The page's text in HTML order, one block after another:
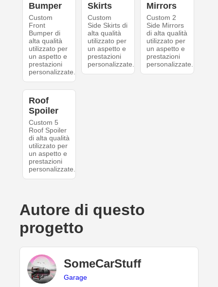
Bumper
Custom
Front
Bumper di
alta qualità
utilizzato per
un aspetto e
prestazioni
personalizzate.
Skirts
Custom
Side Skirts di
alta qualità
utilizzato per
un aspetto e
prestazioni
personalizzate.
Mirrors
Custom 2
Side Mirrors
di alta qualità
utilizzato per
un aspetto e
prestazioni
personalizzate.
Roof
Spoiler
Custom 5
Roof Spoiler
di alta qualità
utilizzato per
un aspetto e
prestazioni
personalizzate.
Autore di questo
progetto
SomeCarStuff
Garage